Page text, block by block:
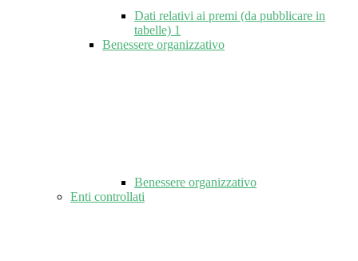
Dati relativi ai premi (da pubblicare in
tabelle) 1
Benessere organizzativo
Benessere organizzativo
Enti controllati